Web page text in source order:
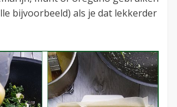
bijvoorbeeld) als je dat lekkerder